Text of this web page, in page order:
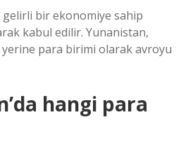
bir ekonomiye sahip
kabul edilir. Yunanistan,
yerine para birimi olarak avroyu
hangi para